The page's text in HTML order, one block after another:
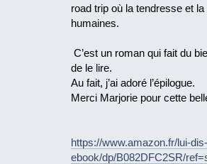
road trip où la tendresse et
humaines.
C’est un roman qui fait du
de le lire.
Au fait, j’ai adoré l’épilogue.
Merci Marjorie pour cette
https://www.amazon.fr/lui-
ebook/dp/B082DFC2SR/